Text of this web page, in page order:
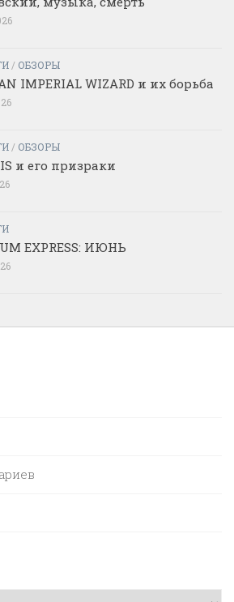
/ ОБЗОРЫ
IMPERIAL WIZARD и их борьба
/ ОБЗОРЫ
и его призраки
EXPRESS: ИЮНЬ